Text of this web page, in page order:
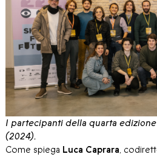
I partecipanti della quarta
(2024).
Come spiega Luca Caprara,